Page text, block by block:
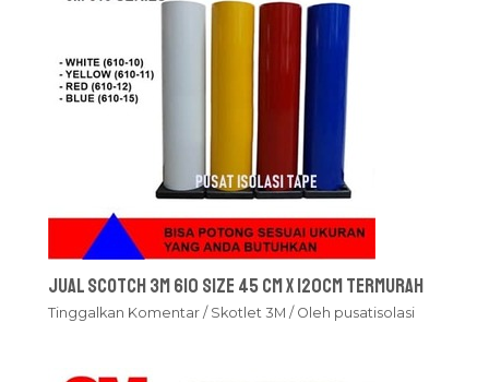
Jual Scotch 3M 610 Size 45 cm x 120cm Termurah
Tinggalkan Komentar / Skotlet 3M / Oleh pusatisolasi